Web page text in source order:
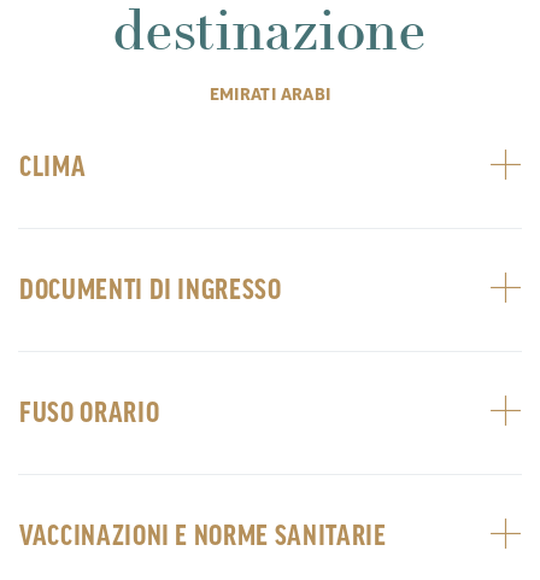
destinazione
EMIRATI ARABI
CLIMA
DOCUMENTI DI INGRESSO
FUSO ORARIO
VACCINAZIONI E NORME SANITARIE